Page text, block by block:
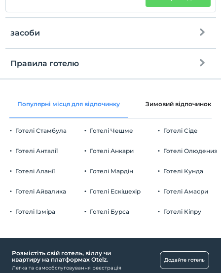
засоби
Загальні зони та всі кімнати
Парковка
Безкоштовно Приватна автостоянка
Басейн
відкритий басейн
Правила готелю
перевірь
Перевірити
Останній 12:00 і раніше
домашня тварина
Плата за дітей віком до 2 не стягується
Популярні місця для відпочинку Зимовий відпочинок
Готелі Стамбула
Готелі Анталії
Готелі Аланії
Готелі Айвалика
Готелі Ізміра
Готелі Чешме
Готелі Анкари
Готелі Мардін
Готелі Ескішехір
Готелі Бурса
Готелі Сіде
Готелі Олюдениза
Готелі Кунда
Готелі Амасри
Готелі Кіпру
Розмістіть свій готель, віллу чи
квартиру на платформах Otelz.
Легка та самообслуговування реєстрація
Додайте готель